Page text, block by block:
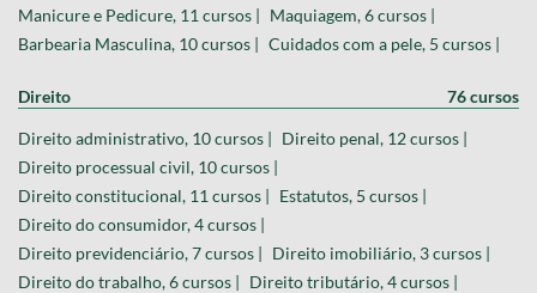
Manicure e Pedicure, 11 cursos | Maquiagem, 6 cursos |
Barbearia Masculina, 10 cursos | Cuidados com a pele, 5 cursos |
Direito 76 cursos
Direito administrativo, 10 cursos | Direito penal, 12 cursos |
Direito processual civil, 10 cursos |
Direito constitucional, 11 cursos | Estatutos, 5 cursos |
Direito do consumidor, 4 cursos |
Direito previdenciário, 7 cursos | Direito imobiliário, 3 cursos |
Direito do trabalho, 6 cursos | Direito tributário, 4 cursos |